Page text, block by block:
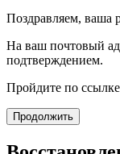
Поздравляем, ваша
На ваш почтовый
подтверждением.
Пройдите по
Продолжить